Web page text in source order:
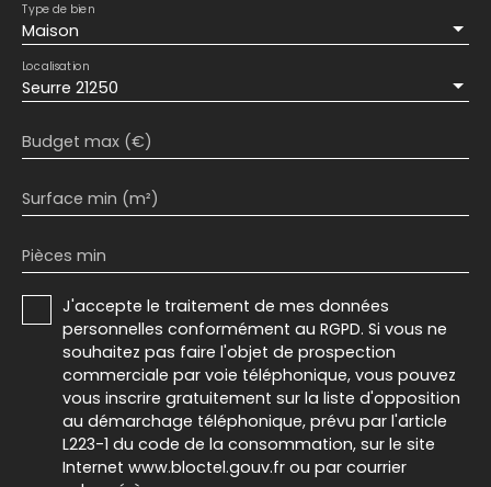
Maison
Type de bien
Seurre 21250
Localisation
Budget max (€)
Surface min (m²)
Pièces min
J'accepte le traitement de mes données
personnelles conformément au RGPD. Si vous ne
souhaitez pas faire l'objet de prospection
commerciale par voie téléphonique, vous pouvez
vous inscrire gratuitement sur la liste d'opposition
au démarchage téléphonique, prévu par l'article
L223-1 du code de la consommation, sur le site
Internet www.bloctel.gouv.fr ou par courrier